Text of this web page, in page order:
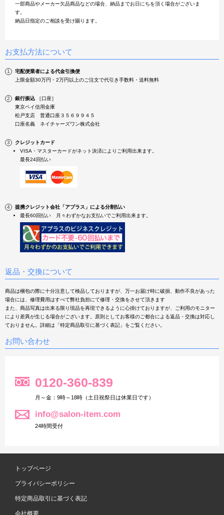
一部商品やメーカー欠品商品などの場合、納品までお日にちを頂く場合がございま
す。
納品日指定のご相談を受け賜ります。
お支払方法について
宅配便業者による代金引換便
上限金額30万円・2万円以上のご注文で代引き手数料・送料無料
銀行振込 ［口座］
東京ベイ信用金庫
松戸支店 普通口座３５６９９４５
口座名義 ネイチャーズワン株式会社
クレジットカード
VISA・マスターカードがネット決済によりご利用出来ます。
最長24回払い
提携クレジット会社「アプラス」による分割払い
最長60回払い 月々わずかなお支払いでご利用出来ます。
返品・交換について
商品は梱包の際に十分注意して検品しておりますが、万一お届け時に破損、動作不良があった
場合には、修理費用はすべて弊社負担にて修理・交換をさせて頂きます
また、商品写真は出来る限り現品を再現できるように心掛けておりますが、ご利用のモニター
により差異が生じる場合がございます。原則としてお客様のご都合による返品・交換は対応し
ておりません。詳細は「特定商品取引に基づく表記」をご覧ください。
お問い合わせ
0120-360-839
月～金：9時～18時（土日祝祭日は休業日です）
info@salon-item.com
24時間受付
トップページ
プライバシーポリシー
特定商品取引に基づく表記
会社概要